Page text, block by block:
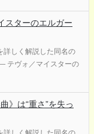
スターのエルガー
詳しく解説した同名の
テヴォ／マイスターの
》は“重さ”を失っ